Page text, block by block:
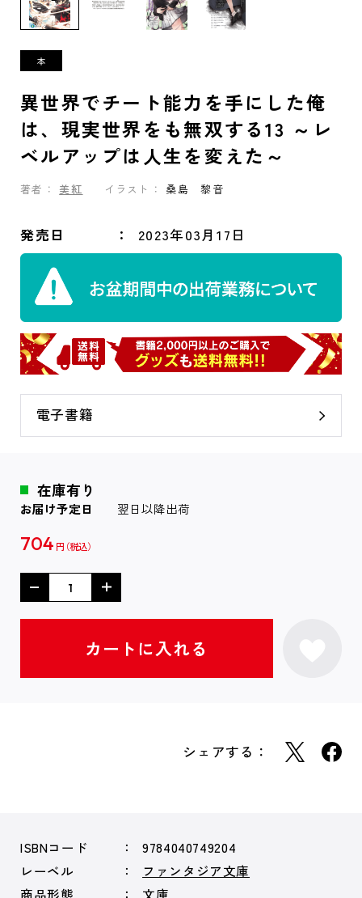
異世界でチート能力を手にした俺
は、現実世界をも無双する13 ～レ
ベルアップは人生を変えた～
著者： 美紅 イラスト： 桑島 黎音
発売日 2023年03月17日
電子書籍
在庫有り
お届け予定日 翌日以降出荷
704 円
シェアする：
ISBNコード
9784040749204
レーベル
ファンタジア文庫